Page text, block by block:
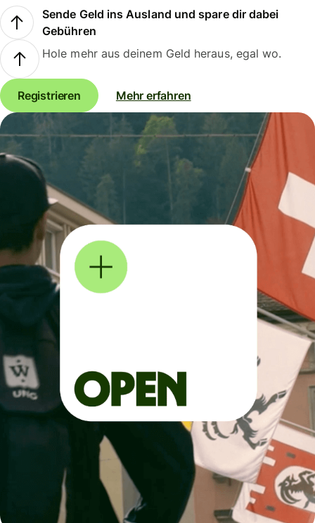
Sende Geld ins Ausland und spare dir dabei
Gebühren
Hole mehr aus deinem Geld heraus, egal wo.
Registrieren Mehr erfahren